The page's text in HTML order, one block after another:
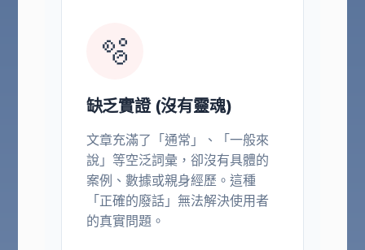
🫧
缺乏實證 (沒有靈魂)
文章充滿了「通常」、「一般來
說」等空泛詞彙，卻沒有具體的
案例、數據或親身經歷。這種
「正確的廢話」無法解決使用者
的真實問題。